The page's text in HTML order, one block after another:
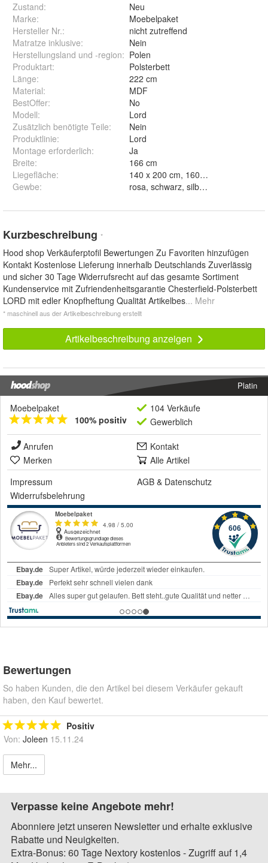
Zustand:
Neu
Marke:
Moebelpaket
Hersteller Nr.:
nicht zutreffend
Matratze inklusive:
Nein
Herstellungsland und -region: Polen
Produktart:
Polsterbett
Länge:
222 cm
Material:
MDF
BestOffer:
No
Modell:
Lord
Zusätzlich benötigte Teile:
Nein
Produktlinie:
Lord
Montage erforderlich:
Ja
Breite:
166 cm
Liegefläche:
Gewbe:
Kurzbeschreibung *
Hood shop Verkäuferptofil Bewertungen Zu Favoriten hinzufügen
Kontakt Kostenlose Lieferung innerhalb Deutschlands Zuverlässig
und sicher 30 Tage Widerrufsrecht auf das gesamte Sortiment
Kundenservice mit Zufriendenheitsgarantie Chesterfield-Polsterbett
LORD mit edler Knopfheftung Qualität Artikelbes... Mehr
* maschinell aus der Artikelbeschreibung erstellt
Artikelbeschreibung anzeigen
Platin
Moebelpaket
100% positiv
104 Verkäufe
Gewerblich
Anrufen
Kontakt
Merken
Alle Artikel
Impressum
AGB & Datenschutz
Widerrufsbelehrung
Bewertungen
So haben Kunden, die den Artikel bei diesem Verkäufer gekauft
haben, den Kauf bewertet.
Positiv
Von: Joleen 15.11.24
Mehr...
Verpasse keine Angebote mehr!
Abonniere jetzt unseren Newsletter und erhalte exklusive
Rabatte und Neuigkeiten.
Extra-Bonus: 60 Tage Nextory kostenlos - Zugriff auf 1,4